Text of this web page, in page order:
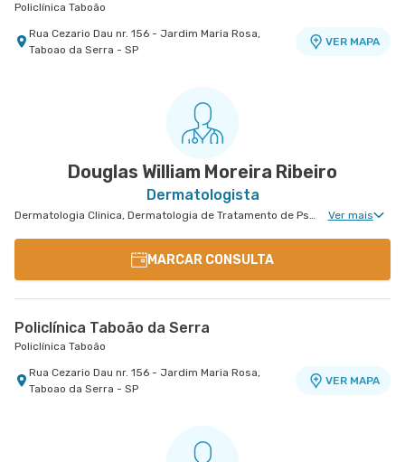
Policlínica Taboão
Rua Cezario Dau nr. 156 - Jardim Maria Rosa,
Taboao da Serra - SP
VER MAPA
Douglas William Moreira Ribeiro
Dermatologista
Dermatologia Clinica, Dermatologia de Tratamento de Psoríase, Dermatologia Tratamento de Dermatite Atópica, Dermatologiatratamento de Urticária Crônica, Dermatologia de Tratamento de Hidradenite Ver mais
MARCAR CONSULTA
Policlínica Taboão da Serra
Policlínica Taboão
Rua Cezario Dau nr. 156 - Jardim Maria Rosa,
Taboao da Serra - SP
VER MAPA